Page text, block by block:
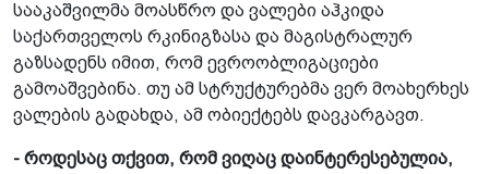
სააკაშვილმა მოასწრო და ვალები აჰკიდა
საქართველოს რკინიგზასა და მაგისტრალურ
გაზსადენს იმით, რომ ევროობლიგაციები
გამოაშვებინა. თუ ამ სტრუქტურებმა ვერ მოახერხეს
ვალების გადახდა, ამ ობიექტებს დავკარგავთ.
- როდესაც თქვით, რომ ვიღაც დაინტერესებულია,